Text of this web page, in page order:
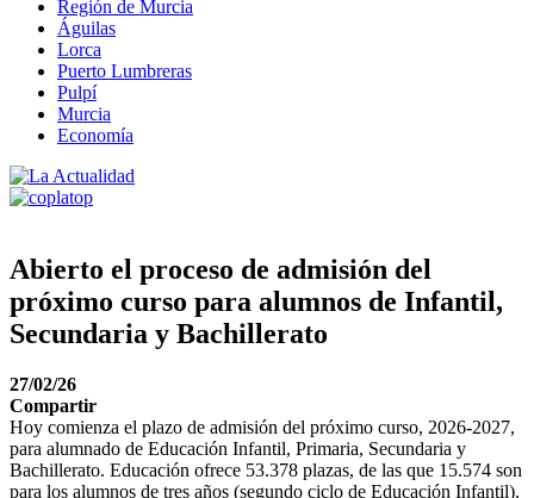
Región de Murcia
Águilas
Lorca
Puerto Lumbreras
Pulpí
Murcia
Economía
Abierto el proceso de admisión del
próximo curso para alumnos de Infantil,
Secundaria y Bachillerato
27/02/26
Compartir
Hoy comienza el plazo de admisión del próximo curso, 2026-2027,
para alumnado de Educación Infantil, Primaria, Secundaria y
Bachillerato. Educación ofrece 53.378 plazas, de las que 15.574 son
para los alumnos de tres años (segundo ciclo de Educación Infantil),